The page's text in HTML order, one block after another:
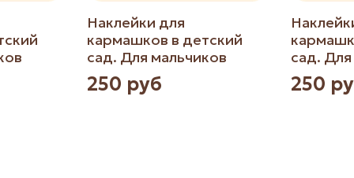
Наклейки для
кармашков в детский
сад. Для мальчиков
250 руб
сад.
250